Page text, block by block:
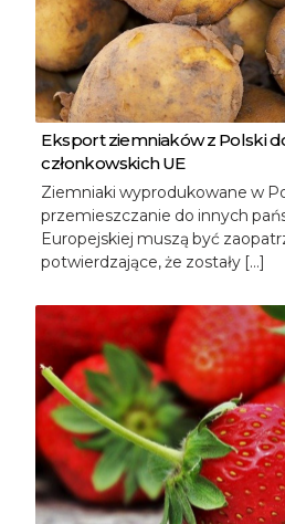
Eksport ziemniaków z Polski
członkowskich UE
Ziemniaki wyprodukowane w
przemieszczanie do innych
Europejskiej muszą być
potwierdzające, że zostały […]